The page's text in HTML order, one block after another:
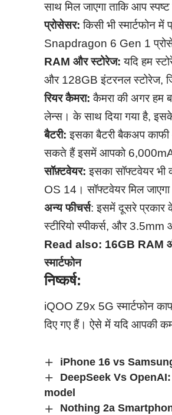
साथ मिल जाएगा ताकि आप
प्रोसेसर: किसी भी स्मार्टफोन
Snapdragon 6 Gen 1
RAM और स्टोरेज: यदि हम
और 128GB इंटरनल स्टोरेज,
रियर कैमरा: कैमरा की अगर हम
लेन्स। के साथ दिया गया है,
बैटरी: इसका बैटरी बैकअप काफी
सकते हैं इसमें आपको 6,000mAh
सॉफ़्टवेयर: इसका सॉफ्टवेयर
OS 14। सॉफ्टवेयर मिल
अन्य फीचर्स: इसमें दूसरे प्रकार
स्टीरियो स्पीकर्स, और 3.5mm
Read also: 16GB RAM
स्मार्टफोन
निष्कर्ष:
iQOO Z9x 5G स्मार्टफोन
दिए गए हैं। ऐसे में यदि आपकी
iPhone 16 vs Samsung
DeepSeek Vs OpenAI:
model
Nothing 2a